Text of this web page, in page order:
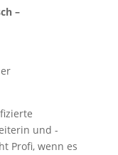
–
und -
Profi, wenn es